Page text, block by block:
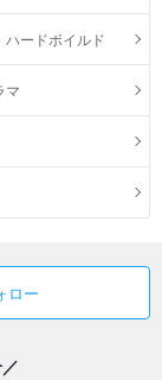
ハードボイルド
マ
ロー